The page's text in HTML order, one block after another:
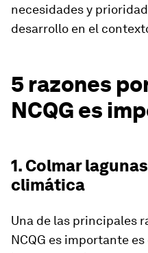
necesidades y
desarrollo en el
5 razones
NCQG es
1. Colmar
climática
Una de las principales
NCQG es importante